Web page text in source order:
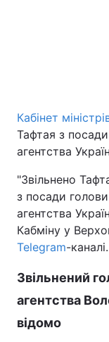
Головна
Україна
Економіка
Спорт
Техно і зв'язок
Зброя
Здоров'я
Кабінет
Тафтая з
агентства
"Звільнено
з посади
агентства
Кабміну у
Telegram-каналі.
Звільнений
агентства
відомо